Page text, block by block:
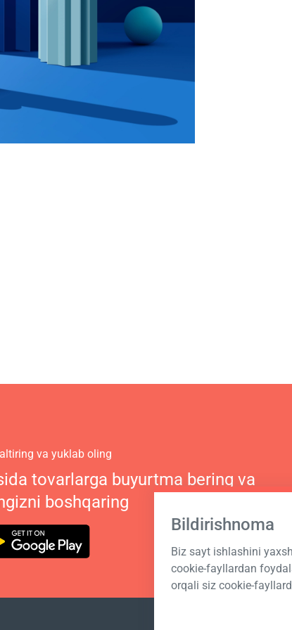
Bildirishnoma
Biz sayt ishlashini
cookie-fayllardan
orqali siz cookie-
va yuklab oling
tovarlarga buyurtma bering va
boshqaring